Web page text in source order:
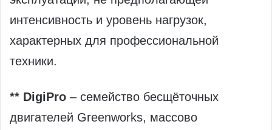
интенсивность и уровень нагрузок,
характерных для профессиональной
техники.
** DigiPro – семейство бесщёточных
двигателей Greenworks, массово